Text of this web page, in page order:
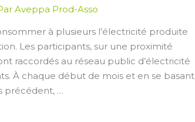
Aveppa Prod-Asso
à plusieurs l’électricité produite
Les participants, sur une proximité
raccordés au réseau public d’électricité
À chaque début de mois et en se basant
précédent, …